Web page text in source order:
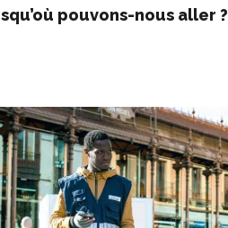
pouvons-nous aller ?